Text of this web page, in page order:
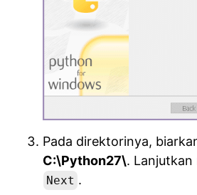
Pada direktorinya,
C:\Python27\.
Next .